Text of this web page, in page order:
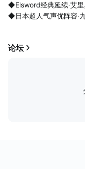
◆Elsword经典延续‧艾
◆日本超人气声优阵容‧
与特效，搭配手游首创
◆传承动漫端游始祖 完
传承端游《艾尔之光》
论坛